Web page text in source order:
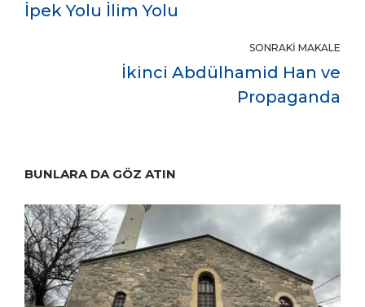
İpek Yolu İlim Yolu
SONRAKI MAKALE
İkinci Abdülhamid Han ve
Propaganda
BUNLARA DA GÖZ ATIN